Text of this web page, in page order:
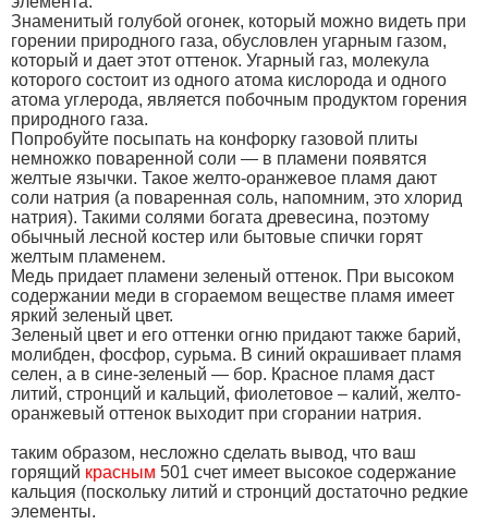
Знаменитый голубой огонек, который можно видеть при
горении природного газа, обусловлен угарным газом,
который и дает этот оттенок. Угарный газ, молекула
которого состоит из одного атома кислорода и одного
атома углерода, является побочным продуктом горения
природного газа.
Попробуйте посыпать на конфорку газовой плиты
немножко поваренной соли ― в пламени появятся
желтые язычки. Такое желто-оранжевое пламя дают
соли натрия (а поваренная соль, напомним, это хлорид
натрия). Такими солями богата древесина, поэтому
обычный лесной костер или бытовые спички горят
желтым пламенем.
Медь придает пламени зеленый оттенок. При высоком
содержании меди в сгораемом веществе пламя имеет
яркий зеленый цвет.
Зеленый цвет и его оттенки огню придают также барий,
молибден, фосфор, сурьма. В синий окрашивает пламя
селен, а в сине-зеленый ― бор. Красное пламя даст
литий, стронций и кальций, фиолетовое – калий, желто-
оранжевый оттенок выходит при сгорании натрия.
таким образом, несложно сделать вывод, что ваш
горящий красным 501 счет имеет высокое содержание
кальция (поскольку литий и стронций достаточно редкие
элементы.